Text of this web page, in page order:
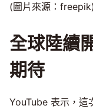
(圖片來源：freepik)
全球陸續
期待
YouTube 表示，這